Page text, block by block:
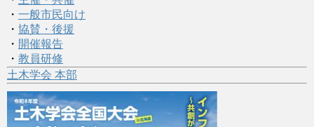
・ 一般市民向け
・ 協賛・後援
・ 開催報告
・ 教員研修
土木学会 本部